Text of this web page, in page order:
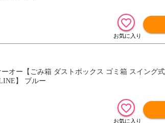
オー【ごみ箱 ダストボックス ゴミ箱 スイング
】 ブルー